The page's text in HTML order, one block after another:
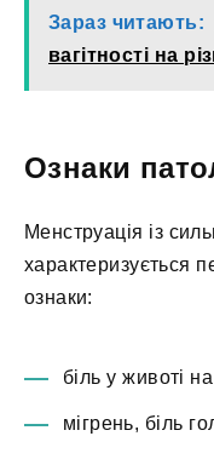
Зараз читають:
вагітності на
Ознаки
Менструація із
характеризується
ознаки:
біль у животі
мігрень, біль